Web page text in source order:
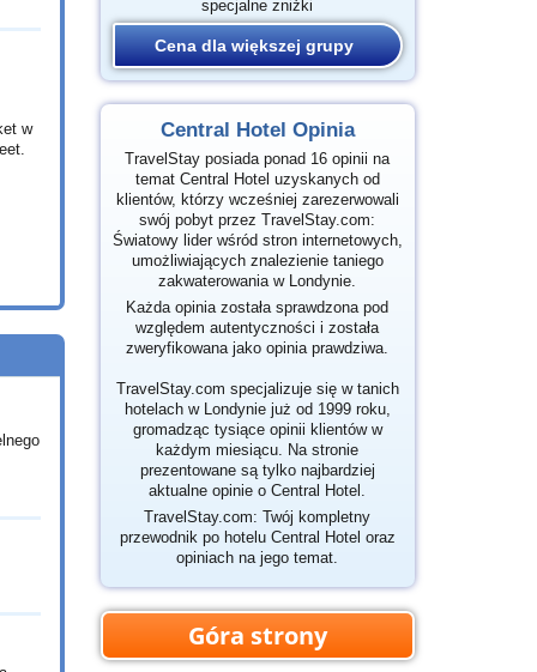
w
specjalne zniżki
Cena dla większej grupy
Central Hotel Opinia
TravelStay posiada ponad 16 opinii na
temat Central Hotel uzyskanych od
klientów, którzy wcześniej zarezerwowali
swój pobyt przez TravelStay.com:
Światowy lider wśród stron internetowych,
umożliwiających znalezienie taniego
zakwaterowania w Londynie.
Każda opinia została sprawdzona pod
względem autentyczności i została
zweryfikowana jako opinia prawdziwa.
TravelStay.com specjalizuje się w tanich
hotelach w Londynie już od 1999 roku,
gromadząc tysiące opinii klientów w
każdym miesiącu. Na stronie
prezentowane są tylko najbardziej
aktualne opinie o Central Hotel.
TravelStay.com: Twój kompletny
przewodnik po hotelu Central Hotel oraz
opiniach na jego temat.
Góra strony